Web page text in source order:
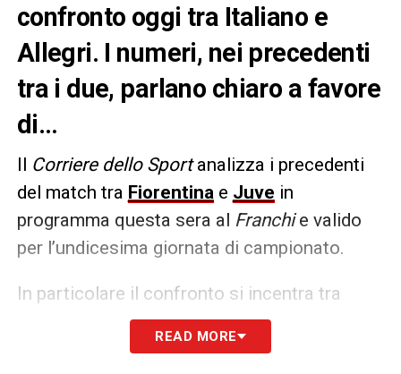
confronto oggi tra Italiano e
Allegri. I numeri, nei precedenti
tra i due, parlano chiaro a favore
di…
Il Corriere dello Sportanalizza i precedenti
del match tra Fiorentinae Juve in
programma questa sera al Franchie valido
per l’undicesima giornata di campionato.
In particolare il confronto si incentra tra
Italiano e Allegri, che ad oggi parla in favore
del mister bianconero. Il viola ha uno 0,67 di
READ MORE